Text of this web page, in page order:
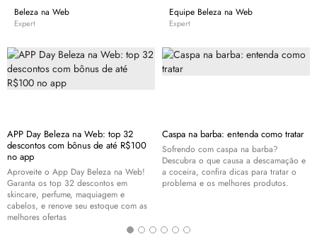
Beleza na Web
Expert
APP Day Beleza na Web: top 32
descontos com bônus de até R$100
no app
Aproveite o App Day Beleza na Web!
Garanta os top 32 descontos em
skincare, perfume, maquiagem e
cabelos, e renove seu estoque com as
melhores ofertas
Equipe Beleza na Web
Expert
Caspa na barba: entenda como tratar
Sofrendo com caspa na barba?
Descubra o que causa a descamação e
a coceira, confira dicas para tratar o
problema e os melhores produtos.